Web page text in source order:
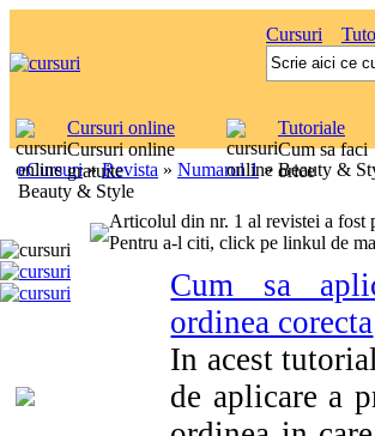
Cursuri
Cursuri online
Cursuri online
gratuite
Tutoriale
Cum sa faci
orice
eCursuri»Revista » Numarul 1» Beauty &
Beauty & Style
Articolul din nr. 1 al revistei a fost
Pentru a-l citi, click pe linkul de
Cum sa
ordinea corecta
In acest
de aplicare a